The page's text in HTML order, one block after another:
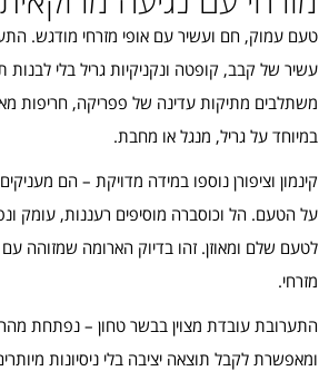
טעם עמוק, חם ועשיר עם אופי מזרחי מודגש.
עשיר של קבב, קופטה ונקניקיות גריל בלי
משתלבים מתיקות עדינה של פפריקה, חריפות
במיוחד על גריל, מנגל או מחבת.
קינמון וציפורן נוספו במידה מדויקת – הם
על הטעם. הל וכוסברה מוסיפים רעננות, עומק
לטעם שלם ומאוזן. זהו בדיוק הארומה שמזוהה עם
מזרחי.
התערובת עובדת מצוין בבשר טחון – נפתחת
ומאפשרת לקבל תוצאה יציבה בלי ניסיונות